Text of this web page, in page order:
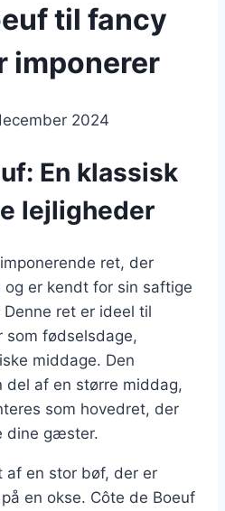
til fancy
imponerer
2024
En klassisk
lejligheder
ret, der
og er kendt for sin saftige
ret er ideel til
som fødselsdage,
middage. Den
del af en større middag,
som hovedret, der
dine gæster.
af en stor bøf, der er
en okse. Côte de Boeuf